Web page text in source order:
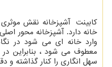
کابینت آشپزخانه نقش
خانه دارد. آشپزخانه محور
وارد خانه ای می شود در
معطوف می شود ، بنابراین در
سهل ‌انگاری را کنار گذاشته و